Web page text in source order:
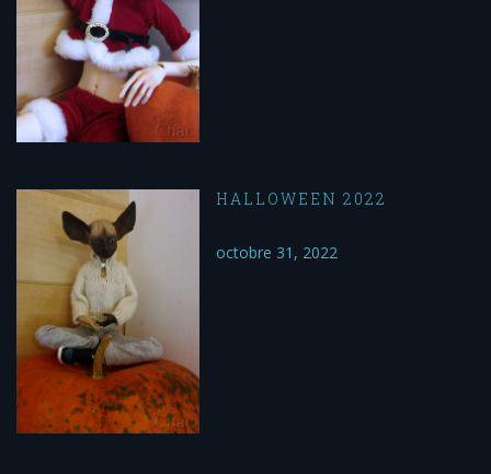
HALLOWEEN 2022
octobre 31, 2022